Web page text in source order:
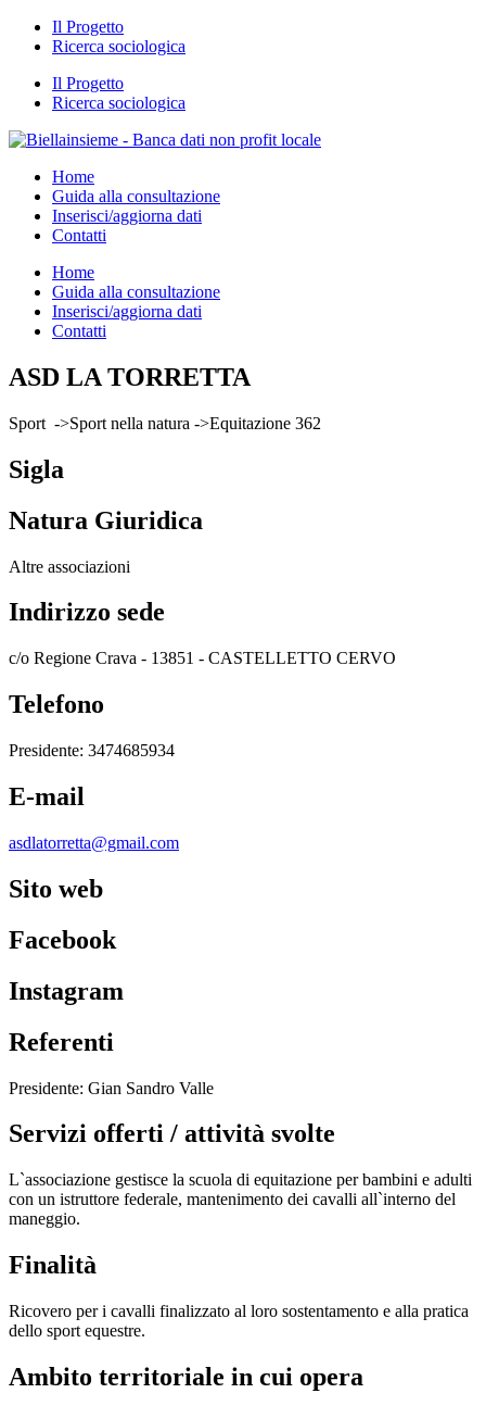
Il Progetto
Ricerca sociologica
Il Progetto
Ricerca sociologica
Home
Guida alla consultazione
Inserisci/aggiorna dati
Contatti
Home
Guida alla consultazione
Inserisci/aggiorna dati
Contatti
ASD LA TORRETTA
Sport ->Sport nella natura ->Equitazione 362
Sigla
Natura Giuridica
Altre associazioni
Indirizzo sede
c/o Regione Crava - 13851 - CASTELLETTO CERVO
Telefono
Presidente: 3474685934
E-mail
asdlatorretta@gmail.com
Sito web
Facebook
Instagram
Referenti
Presidente: Gian Sandro Valle
Servizi offerti / attività svolte
L`associazione gestisce la scuola di equitazione per bambini e adulti
con un istruttore federale, mantenimento dei cavalli all`interno del
maneggio.
Finalità
Ricovero per i cavalli finalizzato al loro sostentamento e alla pratica
dello sport equestre.
Ambito territoriale in cui opera